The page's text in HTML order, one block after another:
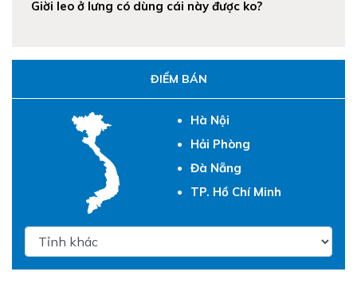
Giời leo ở lưng có dùng cái này được ko?
ĐIỂM BÁN
Hà Nội
Hải Phòng
Đà Nẵng
TP. Hồ Chí Minh